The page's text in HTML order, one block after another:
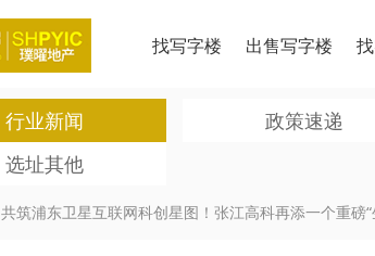
找写字楼 出售写字楼
行业新闻 政策速递
选址其他
共筑浦东卫星互联网科创星图！张江高科再添一个重磅“